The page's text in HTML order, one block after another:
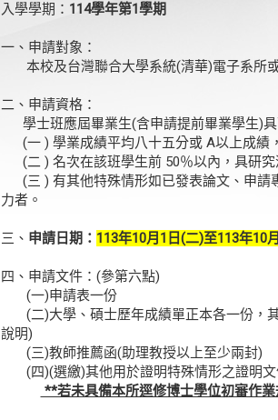
入學學期： 114學年第1學期
一、申請對象：
本校及台灣聯合大學系統(清華)電子系所
二、申請資格：
學士班應屆畢業生(含申請提前畢業學生)具
(一 ) 學業成績平均八十五分或 A以上成績
(二 ) 名次在該班學生前 50％以內，具研究
(三 ) 有其他特殊情形如已發表論文、申請
力者。
三、 申請日期： 113年10月1日(二)至113年10
四、申請文件：(參第六點)
(一)申請表一份
(二)大學、碩士歷年成績單正本各一份，
說明)
(三)教師推薦函(助理教授以上至少兩封)
(四)(選繳)其他用於證明特殊情形之證明文
**若未具備本所逕修博士學位初審作